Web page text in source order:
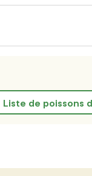
liste de poissons